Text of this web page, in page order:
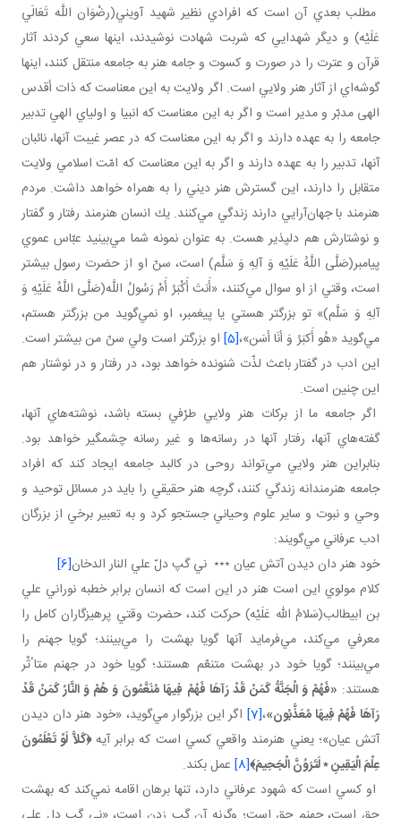
مطلب بعدي آن است كه افرادي نظير شهيد آويني(رضْوَان اللَّه تَعَالَي
عَلَيْه‏) و ديگر شهدايي كه شربت شهادت نوشيدند، اينها سعي كردند آثار
قرآن و عترت را در صورت و كسوت و جامه هنر به جامعه منتقل كنند، اينها
گوشه‌اي از آثار هنر ولايي است. اگر ولايت به اين معناست كه ذات أقدس
الهی مدبّر و مدير است و اگر به اين معناست كه انبيا و اولياي الهي تدبير
جامعه را به عهده دارند و اگر به اين معناست كه در عصر غيبت آنها، نائبان
آنها، تدبير را به عهده دارند و اگر به اين معناست كه امّت اسلامي ولايت
متقابل را دارند، اين گسترش هنر ديني را به همراه خواهد داشت. مردم
هنرمند با جهان‌آرايي دارند زندگي مي‌كنند. يك انسان هنرمند رفتار و گفتار
و نوشتارش هم دل پذير هست. به‌ عنوان نمونه شما مي‌بينيد عبّاس عموي
پيامبر(صَلَّی اللَّهُ عَلَيْهِ وَ آلِهِ وَ سَلَّم‏) است، سنّ او از حضرت رسول بيشتر
است، وقتي از او سوال مي‌كنند، «أَنتَ أَكْبَرُ أَمْ رَسُولُ اللَّه(صَلَّی اللَّهُ عَلَيْهِ وَ
آلِهِ وَ سَلَّم‏)» تو بزرگ تر هستي يا پيغمبر، او نمي‌گويد من بزرگ تر هستم،
مي‌گويد «هُو أَكبَرُ وَ أنَا أسَن»،[5]
او بزرگتر است ولي سنّ من بيشتر است.
اين ادب در گفتار باعث لذّت شنونده خواهد بود، در رفتار و در نوشتار هم
اين چنين است.
اگر جامعه ما از بركات هنر ولايي طرْفي بسته باشد، نوشته‌هاي آنها،
گفته‌هاي ‌‌‌‌‌‌‌‌‌‌آنها، رفتار آنها در رسانه‌ها و غير رسانه‌ چشمگير خواهد بود.
بنابراين هنر ولايي مي‌تواند روحی در كالبد جامعه ايجاد كند كه افراد
جامعه هنرمندانه زندگي كنند، گرچه هنر حقيقي را بايد در مسائل توحيد و
وحي و نبوت و ساير علوم وحياني جستجو كرد و به تعبير برخي از بزرگان
ادب عرفاني مي‌گويند:
خود هنر دان ديدن آتش عيان ٭٭٭ ني گپ دلّ علي النار الدخان[6]
كلام مولوي اين است هنر در اين است كه انسان برابر خطبه نوراني علي
‌بن ‌ابي طالب(سَلامُ الله عَلَيْه) حركت كند، حضرت وقتي پرهيزگاران كامل را
معرفي مي‌كند، مي‌فرمايد آنها گويا بهشت را مي‌بينند؛ گويا جهنم را
مي‌بينند؛ گويا خود در بهشت متنعّم هستند؛ گويا خود در جهنم متاٴثّر
هستند: «فَهُمْ وَ الْجَنَّةُ كَمَنْ قَدْ رَآهَا فَهُمْ فِيهَا مُنَعَّمُونَ وَ هُمْ وَ النَّارُ كَمَنْ قَدْ
رَآهَا فَهُمْ فِيهَا مُعَذَّبُون‏»،[7] اگر اين بزرگوار مي‌گويد، «خود هنر دان ديدن
آتش عيان»؛ يعني هنرمند واقعي كسي است كه برابر آيه﴿كَلاَّ لَوْ تَعْلَمُونَ
عِلْمَ الْيَقِينِ ٭ لَتَرَوُنَّ الْجَحِيمَ﴾[8]
عمل بكند.
او كسي است كه شهود عرفاني دارد، تنها برهان اقامه نمي‌كند كه بهشت